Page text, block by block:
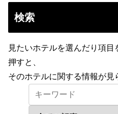
検索
見たいホテルを選んだり項
押すと、
そのホテルに関する情報が見